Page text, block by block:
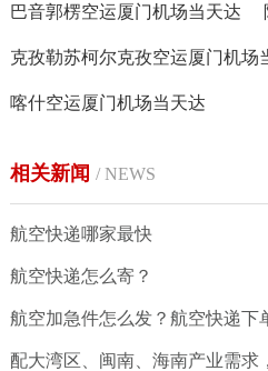
巴音郭楞空运厦门机场当天达
克孜勒苏柯尔克孜空运厦门机场
喀什空运厦门机场当天达
相关新闻 / NEWS
航空快递哪家最快
航空快递怎么寄？